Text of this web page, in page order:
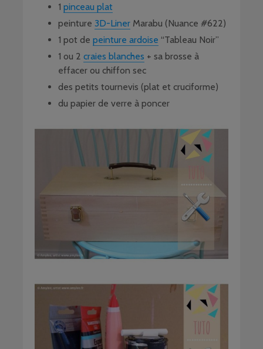
1 pinceau plat
peinture 3D-Liner Marabu (Nuance #622)
1 pot de peinture ardoise “Tableau Noir”
1 ou 2 craies blanches + sa brosse à
effacer ou chiffon sec
des petits tournevis (plat et cruciforme)
du papier de verre à poncer